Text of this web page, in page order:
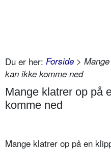
Du er her: Forside >
kan ikke komme ned
Mange klatrer op på
komme ned
Mange klatrer op på en